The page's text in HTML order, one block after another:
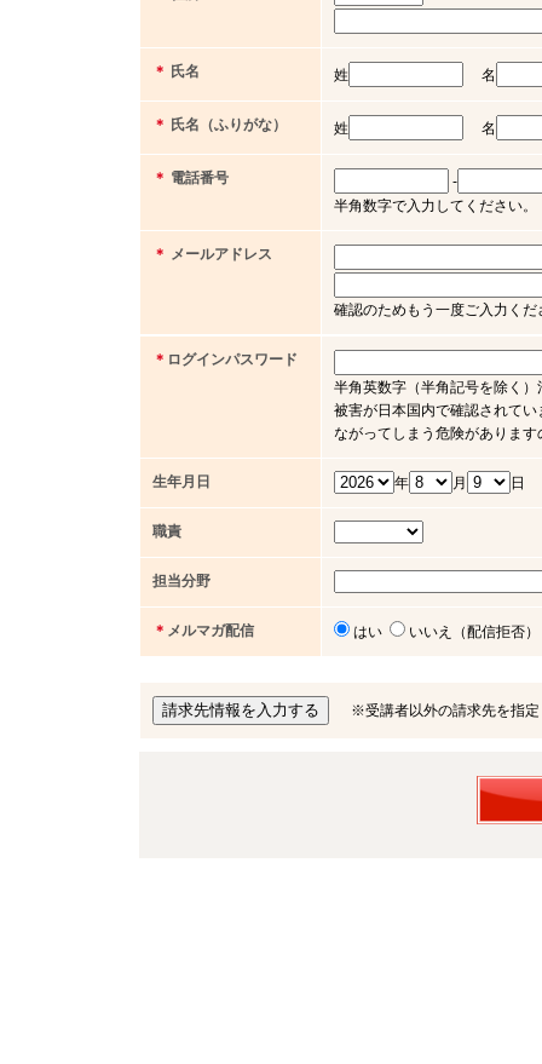
＊ 氏名 姓 名
＊ 氏名（ふりがな） 姓 名
＊ 電話番号
-
半角数字で入力してください
＊ メールアドレス
確認のためもう一度ご入力くだ
＊ ログインパスワード
半角英数字（半角記号を除く
被害が日本国内で確認されて
ながってしまう危険がありま
生年月日 年 月 日
職責
担当分野
＊ メルマガ配信 はい いいえ（配信拒否）
※受講者以外の請求先を指定